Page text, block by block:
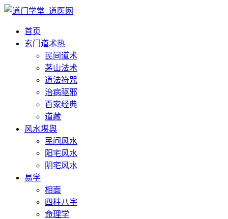
首页
玄门道术热
民间道术
茅山法术
道法符咒
治病驱邪
百家经典
道藏
风水堪舆
民间风水
阳宅风水
阴宅风水
易学
相面
四柱八字
命理学